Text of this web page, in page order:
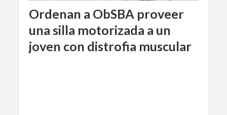
Ordenan a ObSBA proveer
una silla motorizada a un
joven con distrofia muscular